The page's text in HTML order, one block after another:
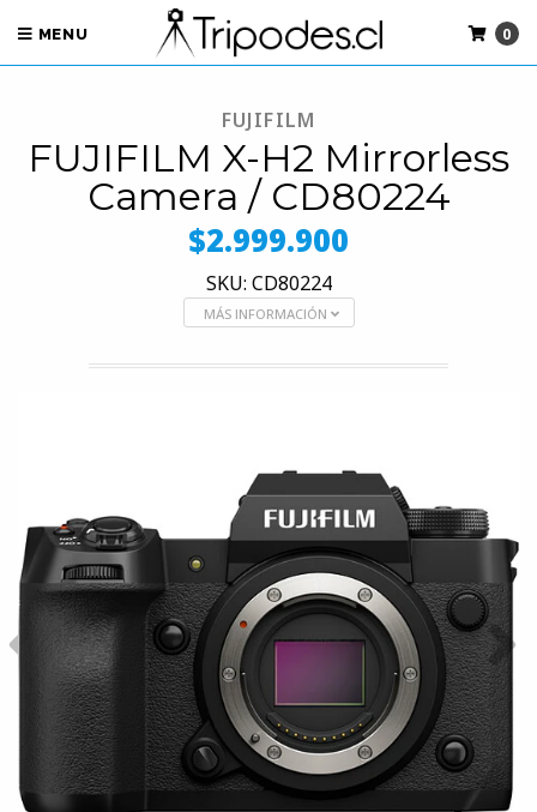
MENU 0
FUJIFILM
FUJIFILM X-H2 Mirrorless
Camera / CD80224
$2.999.900
SKU: CD80224
MÁS INFORMACIÓN